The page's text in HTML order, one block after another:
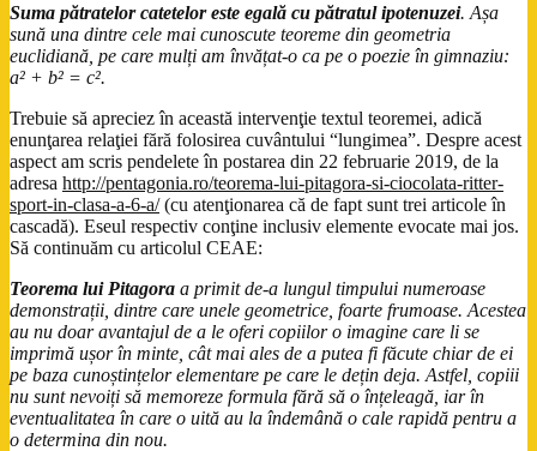
Suma pătratelor catetelor este egală cu pătratul ipotenuzei. Așa
sună una dintre cele mai cunoscute teoreme din geometria
euclidiană, pe care mulți am învățat-o ca pe o poezie în gimnaziu:
a² + b² = c².
Trebuie să apreciez în această intervenţie textul teoremei, adică
enunţarea relaţiei fără folosirea cuvântului “lungimea”. Despre acest
aspect am scris pendelete în postarea din 22 februarie 2019, de la
adresa http://pentagonia.ro/teorema-lui-pitagora-si-ciocolata-ritter-
sport-in-clasa-a-6-a/(cu atenţionarea că de fapt sunt trei articole în
cascadă). Eseul respectiv conţine inclusiv elemente evocate mai jos.
Să continuăm cu articolul CEAE:
Teorema lui Pitagora a primit de-a lungul timpului numeroase
demonstrații, dintre care unele geometrice, foarte frumoase. Acestea
au nu doar avantajul de a le oferi copiilor o imagine care li se
imprimă ușor în minte, cât mai ales de a putea fi făcute chiar de ei
pe baza cunoștințelor elementare pe care le dețin deja. Astfel, copiii
nu sunt nevoiți să memoreze formula fără să o înțeleagă, iar în
eventualitatea în care o uită au la îndemână o cale rapidă pentru a
o determina din nou.